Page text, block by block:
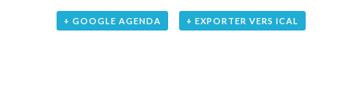
+ GOOGLE AGENDA + EXPORTER VERS ICAL